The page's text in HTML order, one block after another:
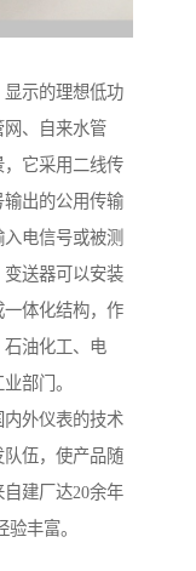
示的理想低功
、自来水管
它采用二线传
出的公用传输
电信号或被测
变送器可以安装
体化结构，作
油化工、电
部门。
外仪表的技术
伍，使产品随
建厂达20余年
丰富。